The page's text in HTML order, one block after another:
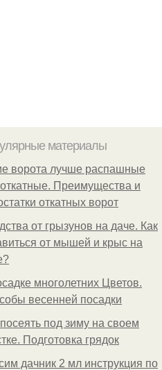
материалы
ворота лучше распашные
Преимущества и
откатных ворот
от грызунов на даче. Как
от мышей и крыс на
многолетних Цветов.
весенней посадки
под зиму на своем
Подготовка грядок
дачник 2 мл инструкция по